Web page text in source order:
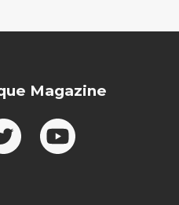
Magazine